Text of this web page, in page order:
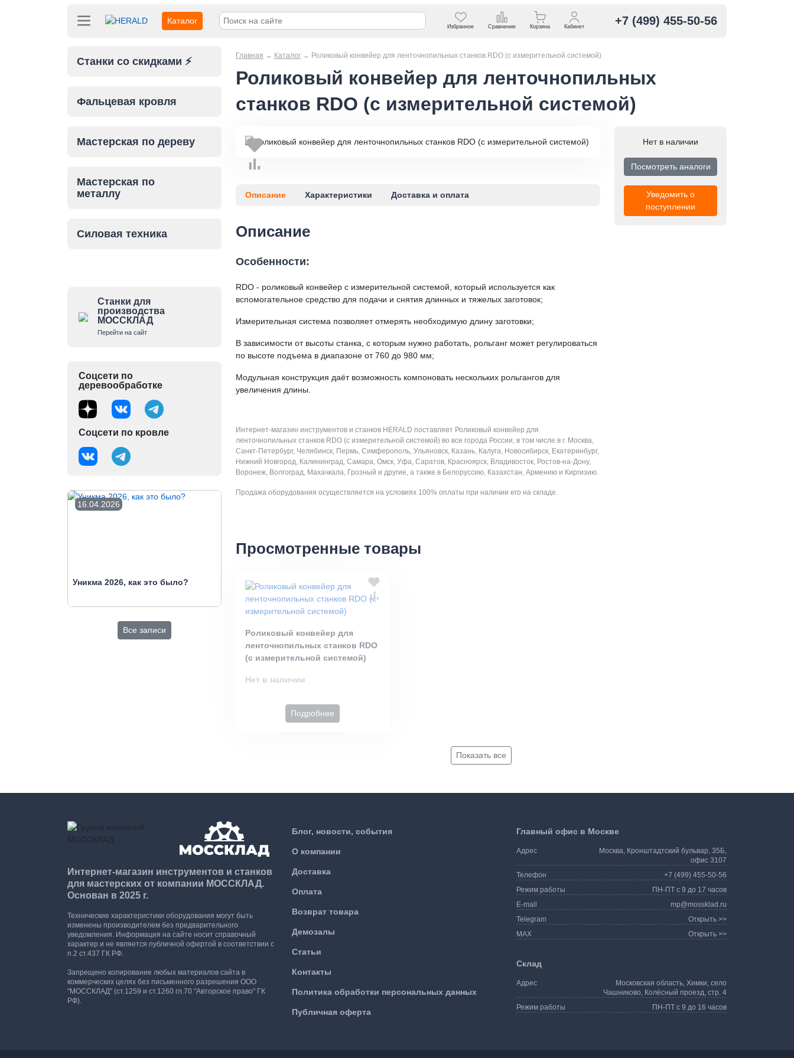
Каталог
Избранное Сравнение Корзина Кабинет +7 (499) 455-50-56
Станки со скидками ⚡
Фальцевая кровля
Мастерская по дереву
Мастерская по
металлу
Силовая техника
Станки для
производства
МОССКЛАД
Перейти на сайт
Соцсети по
деревообработке
Соцсети по кровле
16.04.2026
Уникма 2026, как это было?
Все записи
Главная → Каталог → Роликовый конвейер для ленточнопильных станков RDO (с измерительной системой)
Роликовый конвейер для ленточнопильных
станков RDO (с измерительной системой)
Описание Характеристики Доставка и оплата
Описание
Особенности:
RDO - роликовый конвейер с измерительной системой, который используется как
вспомогательное средство для подачи и снятия длинных и тяжелых заготовок;
Измерительная система позволяет отмерять необходимую длину заготовки;
В зависимости от высоты станка, с которым нужно работать, рольганг может регулироваться
по высоте подъема в диапазоне от 760 до 980 мм;
Модульная конструкция даёт возможность компоновать нескольких рольгангов для
увеличения длины.
Интернет-магазин инструментов и станков HERALD поставляет Роликовый конвейер для
ленточнопильных станков RDO (с измерительной системой) во все города России, в том числе в г. Москва,
Санкт-Петербург, Челябинск, Пермь, Симферополь, Ульяновск, Казань, Калуга, Новосибирск, Екатеринбург,
Нижний Новгород, Калининград, Самара, Омск, Уфа, Саратов, Красноярск, Владивосток, Ростов-на-Дону,
Воронеж, Волгоград, Махачкала, Грозный и другие, а также в Белоруссию, Казахстан, Армению и Киргизию.
Продажа оборудования осуществляется на условиях 100% оплаты при наличии его на складе.
Нет в наличии
Посмотреть аналоги
Уведомить о
поступлении
Просмотренные товары
Роликовый конвейер для
ленточнопильных станков RDO
(с измерительной системой)
Нет в наличии
Подробнее
Показать все
Интернет-магазин инструментов и станков
для мастерских от компании МОССКЛАД.
Основан в 2025 г.
Технические характеристики оборудования могут быть
изменены производителем без предварительного
уведомления. Информация на сайте носит справочный
характер и не является публичной офертой в соответствии с
п.2 ст.437 ГК РФ.
Запрещено копирование любых материалов сайта в
коммерческих целях без письменного разрешения ООО
"МОССКЛАД" (ст.1259 и ст.1260 гл.70 "Авторское право" ГК
РФ).
Блог, новости, события
О компании
Доставка
Оплата
Возврат товара
Демозалы
Статьи
Контакты
Политика обработки персональных данных
Публичная оферта
Главный офис в Москве
Адрес
Москва, Кронштадтский бульвар, 35Б,
офис 3107
Телефон
+7 (499) 455-50-56
Режим работы
ПН-ПТ с 9 до 17 часов
E-mail
mp@mossklad.ru
Telegram
Открыть >>
MAX
Открыть >>
Склад
Адрес
Московская область, Химки, село
Чашниково, Колёсный проезд, стр. 4
Режим работы
ПН-ПТ с 9 до 16 часов